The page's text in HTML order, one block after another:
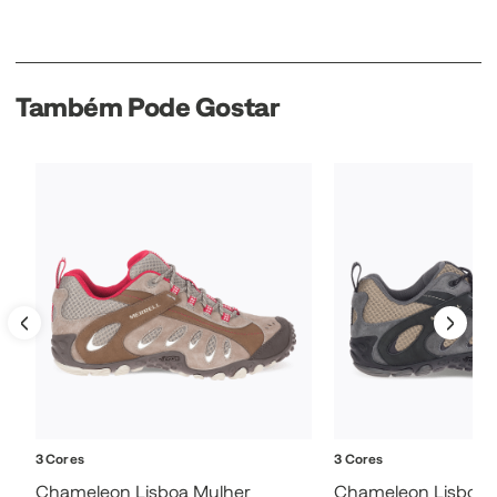
Também Pode Gostar
3 Cores
Chameleon Lisboa Mulher
3 Cores
Chameleon Lisboa